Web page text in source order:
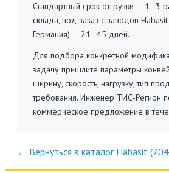
Стандартный срок отгрузки — 1–3
склада, под заказ с заводов
Германия) — 21–45 дней.
Для подбора конкретной
задачу пришлите параметры
ширину, скорость, нагрузку, тип
требования. Инженер ТИС-Регион
коммерческое предложение в
← Вернуться в каталог Habasit